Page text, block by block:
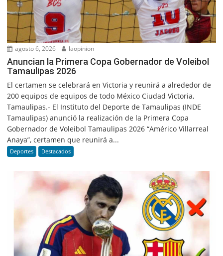
agosto 6, 2026 laopinion
Anuncian la Primera Copa Gobernador de Voleibol
Tamaulipas 2026
El certamen se celebrará en Victoria y reunirá a alrededor de
200 equipos de equipos de todo México Ciudad Victoria,
Tamaulipas.- El Instituto del Deporte de Tamaulipas (INDE
Tamaulipas) anunció la realización de la Primera Copa
Gobernador de Voleibol Tamaulipas 2026 “Américo Villarreal
Anaya”, certamen que reunirá a...
Deportes Destacados